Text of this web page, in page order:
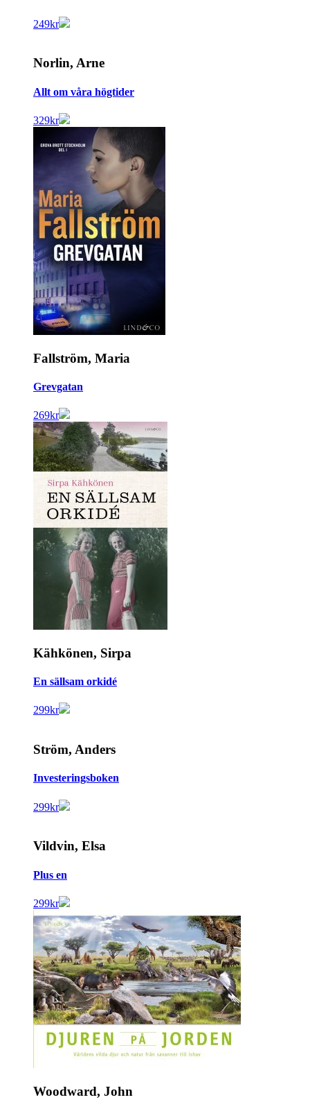
249kr
Norlin, Arne
Allt om våra högtider
329kr
Fallström, Maria
Grevgatan
269kr
Kähkönen, Sirpa
En sällsam orkidé
299kr
Ström, Anders
Investeringsboken
299kr
Vildvin, Elsa
Plus en
299kr
Woodward, John